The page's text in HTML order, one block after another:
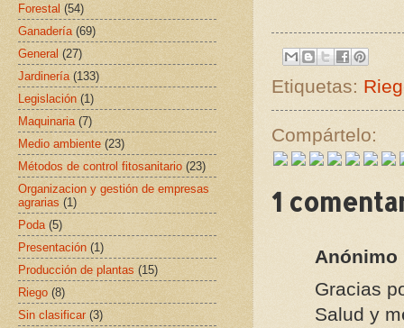
Etiquetas:
Compártelo:
1
Anónimo
Gracias
Salud y
Forestal (54)
Ganadería (69)
General (27)
Jardinería (133)
Legislación (1)
Maquinaria (7)
Medio ambiente (23)
Métodos de control fitosanitario (23)
Organizacion y gestión de empresas
agrarias (1)
Poda (5)
Presentación (1)
Producción de plantas (15)
Riego (8)
Sin clasificar (3)